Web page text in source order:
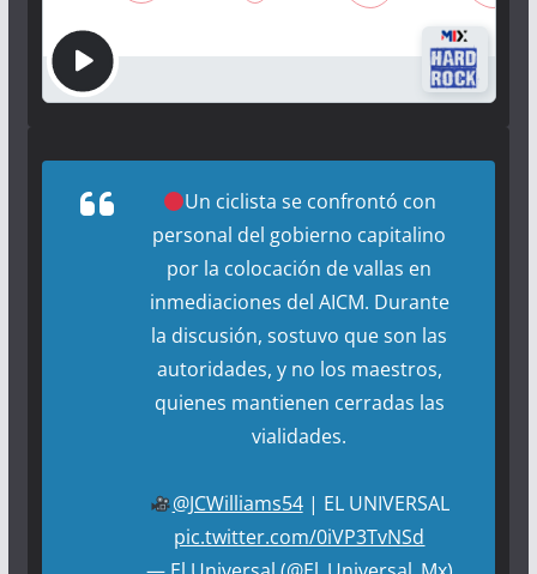
Un ciclista se confrontó con
personal del gobierno capitalino
por la colocación de vallas en
inmediaciones del AICM. Durante
la discusión, sostuvo que son las
autoridades, y no los maestros,
quienes mantienen cerradas las
vialidades.
@JCWilliams54| EL UNIVERSAL
pic.twitter.com/0iVP3TvNSd